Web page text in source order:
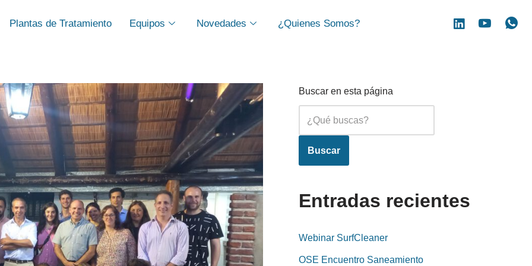
Plantas de Tratamiento Equipos Novedades ¿Quienes Somos?
Buscar en esta página
Buscar
Entradas recientes
Webinar SurfCleaner
OSE Encuentro Saneamiento